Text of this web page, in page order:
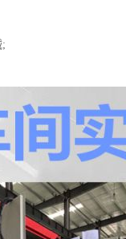
;